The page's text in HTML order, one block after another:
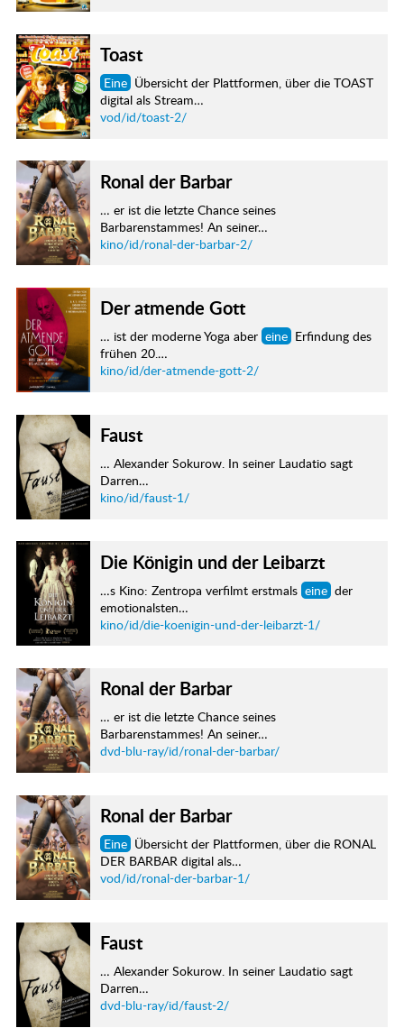
Toast
Eine Übersicht der Plattformen, über die TOAST
digital als Stream…
vod/id/toast-2/
Ronal der Barbar
… er ist die letzte Chance seines
Barbarenstammes! An seiner…
kino/id/ronal-der-barbar-2/
Der atmende Gott
… ist der moderne Yoga aber eine Erfindung des
frühen 20.…
kino/id/der-atmende-gott-2/
Faust
… Alexander Sokurow. In seiner Laudatio sagt
Darren…
kino/id/faust-1/
Die Königin und der Leibarzt
…s Kino: Zentropa verfilmt erstmals eine der
emotionalsten…
kino/id/die-koenigin-und-der-leibarzt-1/
Ronal der Barbar
… er ist die letzte Chance seines
Barbarenstammes! An seiner…
dvd-blu-ray/id/ronal-der-barbar/
Ronal der Barbar
Eine Übersicht der Plattformen, über die RONAL
DER BARBAR digital als…
vod/id/ronal-der-barbar-1/
Faust
… Alexander Sokurow. In seiner Laudatio sagt
Darren…
dvd-blu-ray/id/faust-2/